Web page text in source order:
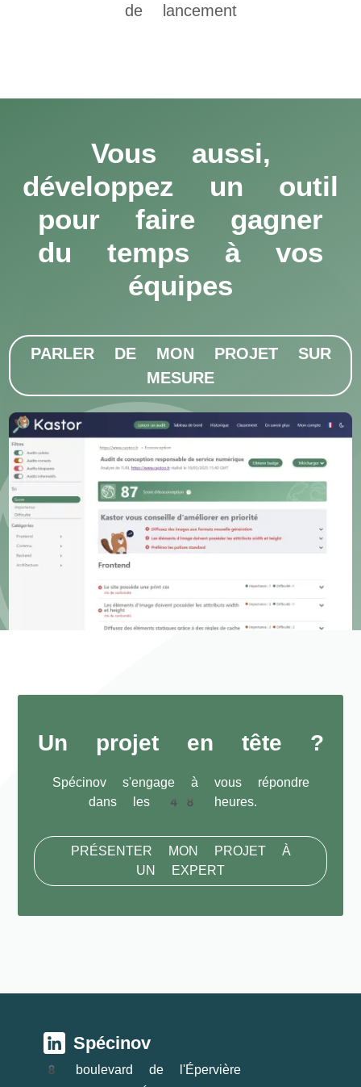
de lancement
Vous aussi,
développez un outil
pour faire gagner
du temps à vos
équipes
PARLER DE MON PROJET SUR
MESURE
Un projet en tête ?
Spécinov s'engage à vous répondre
dans les 48 heures.
PRÉSENTER MON PROJET À
UN EXPERT
Spécinov
8 boulevard de l'Épervière